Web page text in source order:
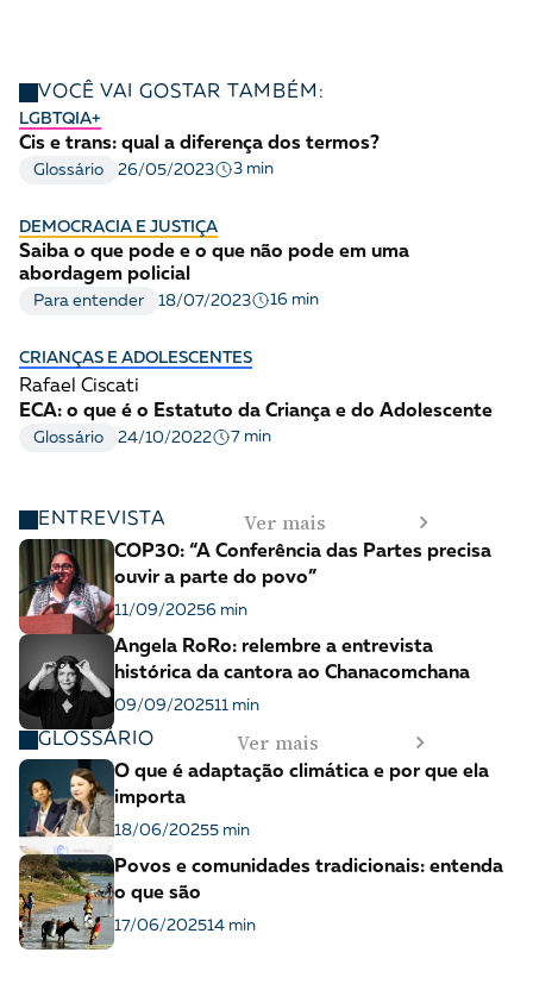
VOCÊ VAI GOSTAR TAMBÉM:
LGBTQIA+
Cis e trans: qual a diferença dos termos?
Glossário 26/05/2023 3 min
DEMOCRACIA E JUSTIÇA
Saiba o que pode e o que não pode em uma
abordagem policial
Para entender 18/07/2023 16 min
CRIANÇAS E ADOLESCENTES
Rafael Ciscati
ECA: o que é o Estatuto da Criança e do Adolescente
Glossário 24/10/2022 7 min
ENTREVISTA Ver mais
COP30: “A Conferência das Partes precisa
ouvir a parte do povo”
11/09/20256 min
Angela RoRo: relembre a entrevista
histórica da cantora ao Chanacomchana
09/09/202511 min
GLOSSÁRIO Ver mais
O que é adaptação climática e por que ela
importa
18/06/20255 min
Povos e comunidades tradicionais: entenda
o que são
17/06/202514 min